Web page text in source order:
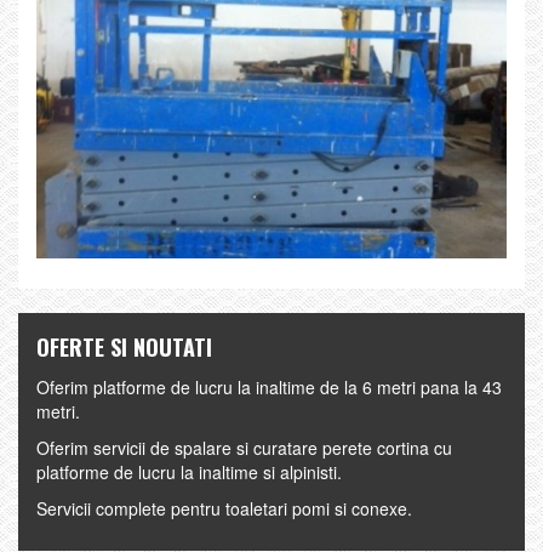
OFERTE SI NOUTATI
Oferim platforme de lucru la inaltime de la 6 metri pana la 43
metri.
Oferim servicii de spalare si curatare perete cortina cu
platforme de lucru la inaltime si alpinisti.
Servicii complete pentru toaletari pomi si conexe.